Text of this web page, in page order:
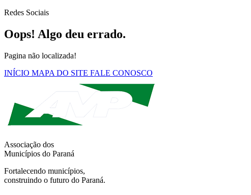
Redes Sociais
Oops! Algo deu errado.
Pagina não localizada!
INÍCIO MAPA DO SITE FALE CONOSCO
Associação dos
Municípios do Paraná
Fortalecendo municípios,
construindo o futuro do Paraná.